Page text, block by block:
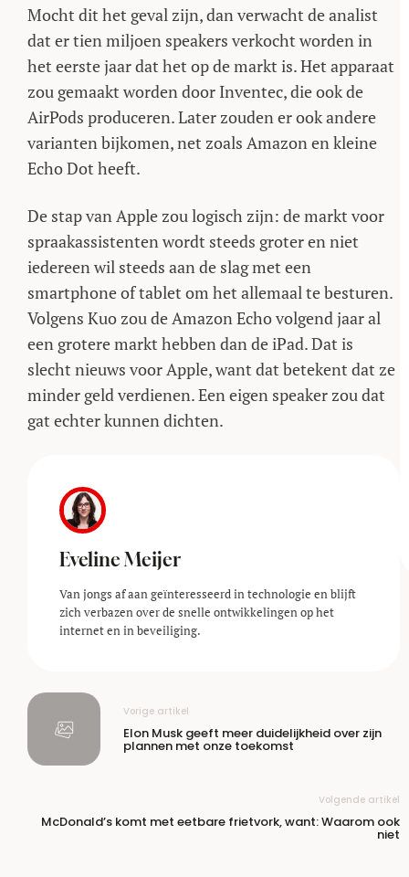
Mocht dit het geval zijn, dan verwacht de analist
dat er tien miljoen speakers verkocht worden in
het eerste jaar dat het op de markt is. Het apparaat
zou gemaakt worden door Inventec, die ook de
AirPods produceren. Later zouden er ook andere
varianten bijkomen, net zoals Amazon en kleine
Echo Dot heeft.
De stap van Apple zou logisch zijn: de markt voor
spraakassistenten wordt steeds groter en niet
iedereen wil steeds aan de slag met een
smartphone of tablet om het allemaal te besturen.
Volgens Kuo zou de Amazon Echo volgend jaar al
een grotere markt hebben dan de iPad. Dat is
slecht nieuws voor Apple, want dat betekent dat ze
minder geld verdienen. Een eigen speaker zou dat
gat echter kunnen dichten.
Eveline Meijer
Van jongs af aan geïnteresseerd in technologie en blijft
zich verbazen over de snelle ontwikkelingen op het
internet en in beveiliging.
Vorige artikel
Elon Musk geeft meer duidelijkheid over zijn
plannen met onze toekomst
Volgende artikel
McDonald’s komt met eetbare frietvork, want: Waarom ook
niet